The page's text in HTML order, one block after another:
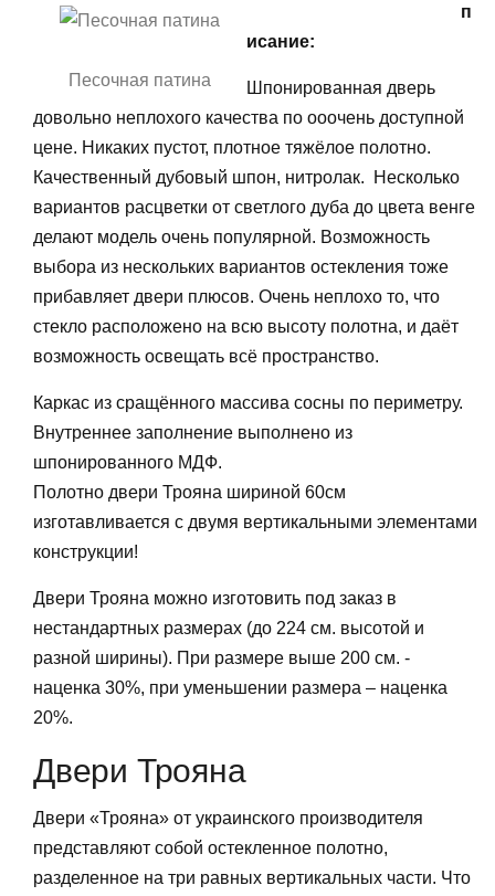
Песочная патина
п
исание:
Шпонированная дверь
довольно неплохого качества по ооочень доступной
цене. Никаких пустот, плотное тяжёлое полотно.
Качественный дубовый шпон, нитролак. Несколько
вариантов расцветки от светлого дуба до цвета венге
делают модель очень популярной. Возможность
выбора из нескольких вариантов остекления тоже
прибавляет двери плюсов. Очень неплохо то, что
стекло расположено на всю высоту полотна, и даёт
возможность освещать всё пространство.
Каркас из сращённого массива сосны по периметру.
Внутреннее заполнение выполнено из
шпонированного МДФ.
Полотно двери Трояна шириной 60см
изготавливается с двумя вертикальными элементами
конструкции!
Двери Трояна можно изготовить под заказ в
нестандартных размерах (до 224 см. высотой и
разной ширины). При размере выше 200 см. -
наценка 30%, при уменьшении размера – наценка
20%.
Двери Трояна
Двери «Трояна» от украинского производителя
представляют собой остекленное полотно,
разделенное на три равных вертикальных части. Что